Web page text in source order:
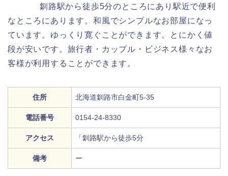
釧路駅から徒歩5分のところにあり駅近で便利
なところにあります。和風でシンプルなお部屋になっ
ています。ゆっくり寛ぐことができます。とにかく値
段が安いです。旅行者・カップル・ビジネス様々なお
客様が利用することができます。
住所 北海道釧路市白金町5-35
電話番号 0154-24-8330
アクセス 「釧路駅から徒歩5分
備考 ー